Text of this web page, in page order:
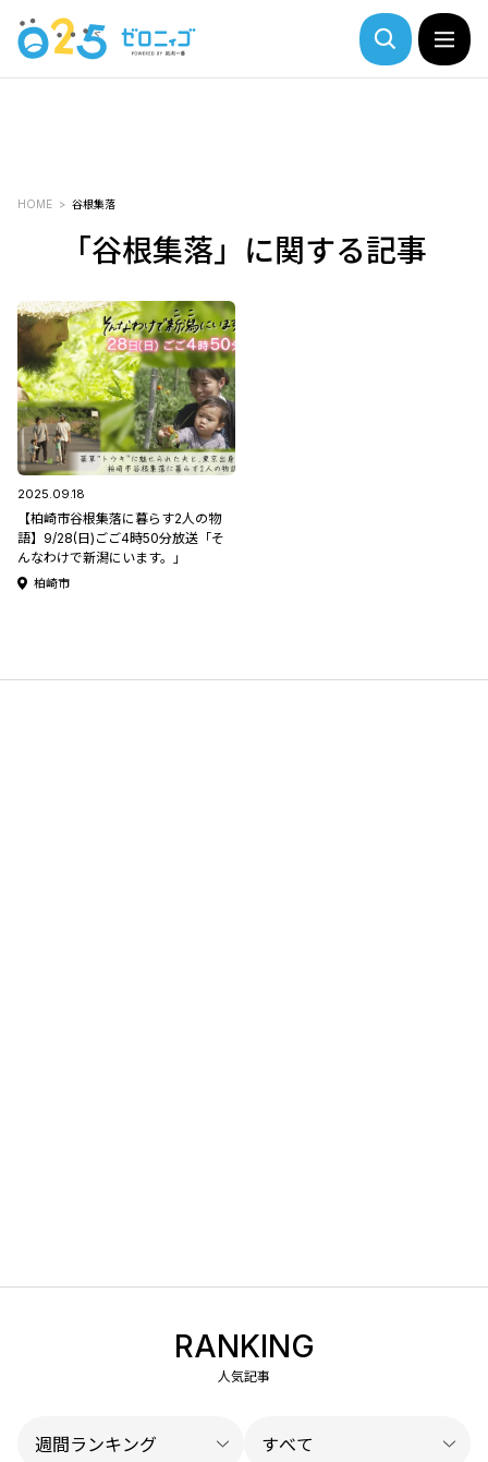
HOME 谷根集落
「谷根集落」に関する記事
2025.09.18
【柏崎市谷根集落に暮らす2人の物
語】9/28(日)ごご4時50分放送「そ
んなわけで新潟にいます。」
柏崎市
RANKING
人気記事